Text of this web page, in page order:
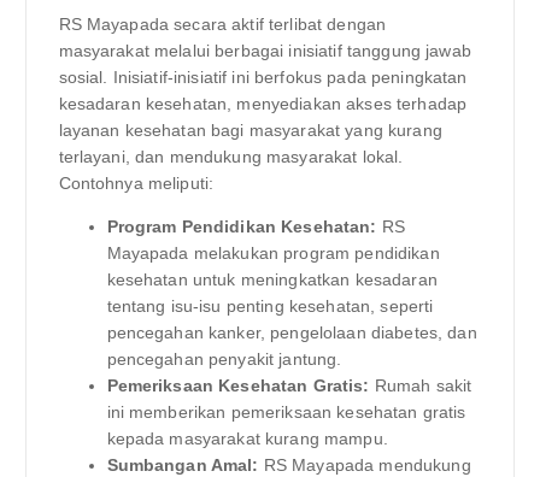
RS Mayapada secara aktif terlibat dengan
masyarakat melalui berbagai inisiatif tanggung jawab
sosial. Inisiatif-inisiatif ini berfokus pada peningkatan
kesadaran kesehatan, menyediakan akses terhadap
layanan kesehatan bagi masyarakat yang kurang
terlayani, dan mendukung masyarakat lokal.
Contohnya meliputi:
Program Pendidikan Kesehatan: RS
Mayapada melakukan program pendidikan
kesehatan untuk meningkatkan kesadaran
tentang isu-isu penting kesehatan, seperti
pencegahan kanker, pengelolaan diabetes, dan
pencegahan penyakit jantung.
Pemeriksaan Kesehatan Gratis: Rumah sakit
ini memberikan pemeriksaan kesehatan gratis
kepada masyarakat kurang mampu.
Sumbangan Amal: RS Mayapada mendukung